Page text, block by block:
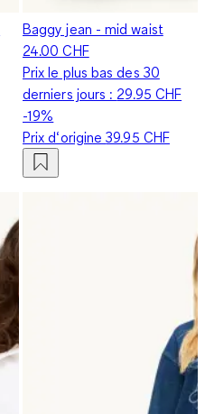
Baggy jean - mid waist
24.00 CHF
Prix le plus bas des 30
derniers jours : 29.95 CHF
-19%
Prix d‘origine39.95 CHF